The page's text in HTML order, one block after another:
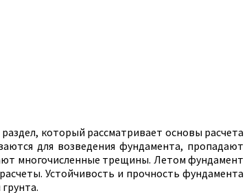
который рассматривает основы расчета
для возведения фундамента, пропадают
многочисленные трещины. Летом фундамент
Устойчивость и прочность фундамента